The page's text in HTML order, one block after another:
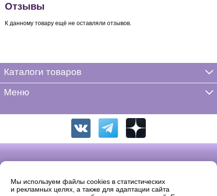
Отзывы
К данному товару ещё не оставляли отзывов.
Каталоги товаров
Меню
Мы используем файлы cookies в статистических
и рекламных целях, а также для адаптации сайта